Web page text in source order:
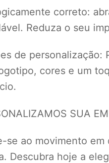
correto:
Reduza o seu
de personalização:
cores e um
SUA
se ao movimento em
Descubra hoje a